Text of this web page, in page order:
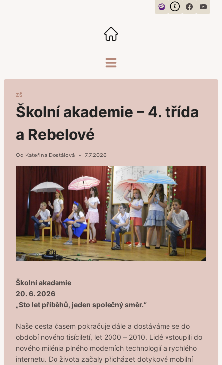
ZŠ
Školní akademie – 4. třída
a Rebelové
Od Kateřina Dostálová 7.7.2026
Školní akademie
20. 6. 2026
„Sto let příběhů, jeden společný směr.“
Naše cesta časem pokračuje dále a dostáváme se do
období nového tisíciletí, let 2000 – 2010. Lidé vstoupili do
nového milénia plného moderních technologií a rychlého
internetu. Do života začaly přicházet dotykové mobilní